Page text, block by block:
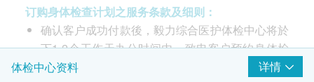
传染。拥有多个性伴侣，感染的风险相应增加。
男性亦有机会感染HPV病毒，虽不会患上子宫颈癌，
但如感染高危型HPV病毒有机会引致肛门癌。而感染
订购身体检查计划之服务条款及细则：
确认客户成功付款後，毅力综合医护体检中心将於
下1-2个工作天办公时间内，致电客户预约身体检
查的时间和地点，并会通知客户验身注意事项。
体检中心资料
详情